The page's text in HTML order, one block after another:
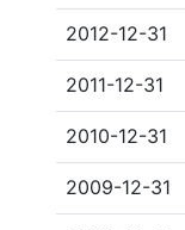
2012-12-31
2011-12-31
2010-12-31
2009-12-31